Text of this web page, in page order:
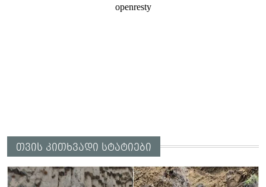
თვის კითხვადი სტატიები